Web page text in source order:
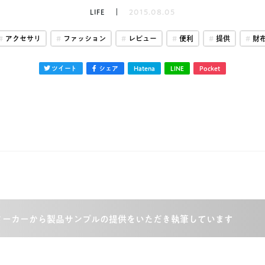
LIFE 2015.08.05
アクセサリ ファッション レビュー 便利 提供 財
ツイート シェア Hatena LINE Pocket
ーカーから製品サンプルの提供をいただき執筆しています